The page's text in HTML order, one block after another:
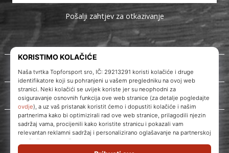
O nama
Korisnička podrška
Pošalji zahtjev za otkazivanje